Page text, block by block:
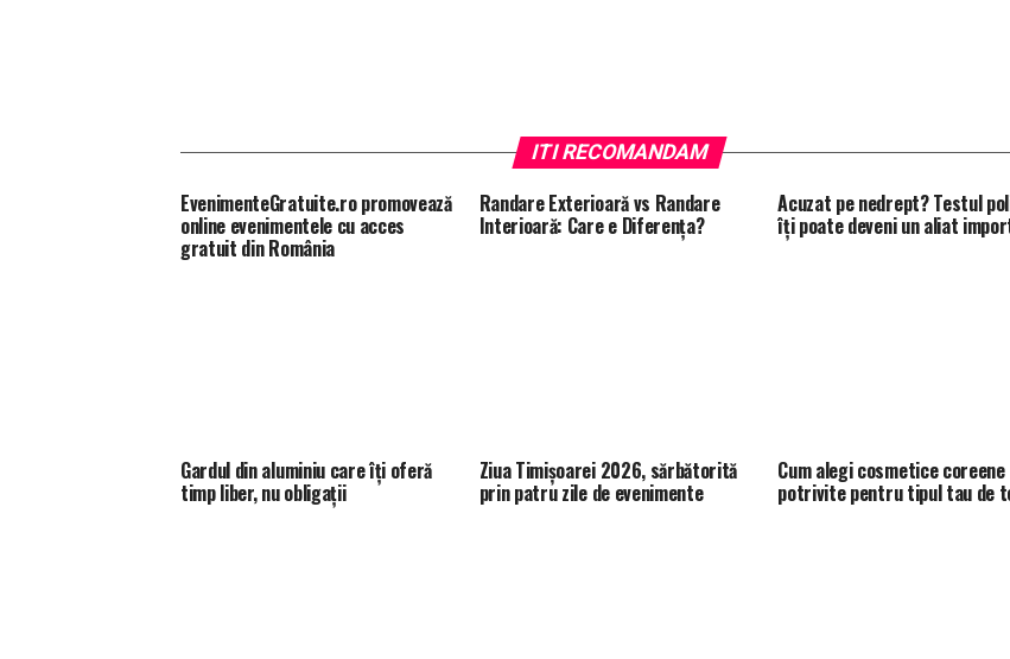
ITI RECOMANDAM
EvenimenteGratuite.ro promovează
online evenimentele cu acces
gratuit din România
Randare Exterioară vs Randare
Interioară: Care e Diferența?
Acuzat pe nedrept? Testul
îţi poate deveni un aliat
Gardul din aluminiu care îți oferă
timp liber, nu obligații
Ziua Timișoarei 2026, sărbătorită
prin patru zile de evenimente
Cum alegi cosmetice coreene
potrivite pentru tipul tau de